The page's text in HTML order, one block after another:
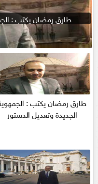
طارق رمضان يكتب :
طارق رمضان يكتب :
الجديدة وتعديل الدستور